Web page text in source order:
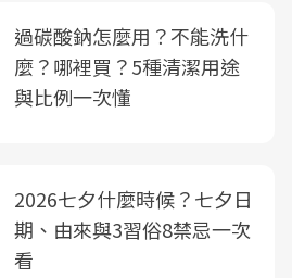
過碳酸鈉怎麼用？不能洗什
麼？哪裡買？5種清潔用途
與比例一次懂
2026七夕什麼時候？七夕日
期、由來與3習俗8禁忌一次
看